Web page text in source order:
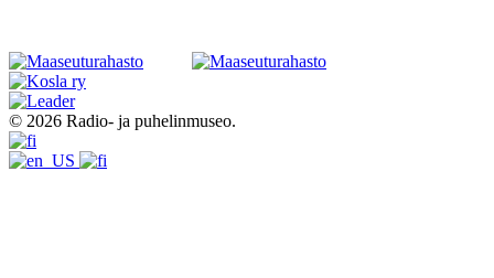
© 2026 Radio- ja puhelinmuseo.